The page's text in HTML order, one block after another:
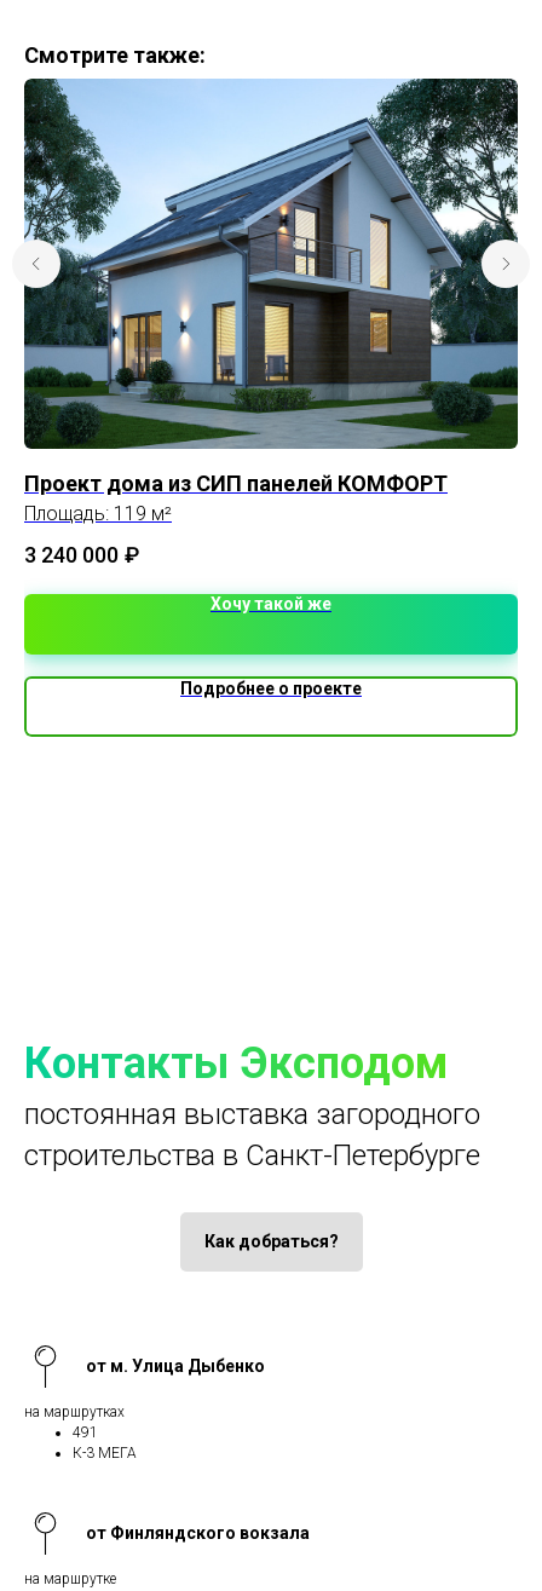
Смотрите также:
Проект дома из СИП панелей КОМФОРТ
Площадь: 119 м²
3 240 000 ₽
Хочу такой же
Подробнее о проекте
Контакты Эксподом
постоянная выставка загородного
строительства в Санкт-Петербурге
Как добраться?
от м. Улица Дыбенко
на маршрутках
491
К-3 МЕГА
от Финляндского вокзала
на маршрутке